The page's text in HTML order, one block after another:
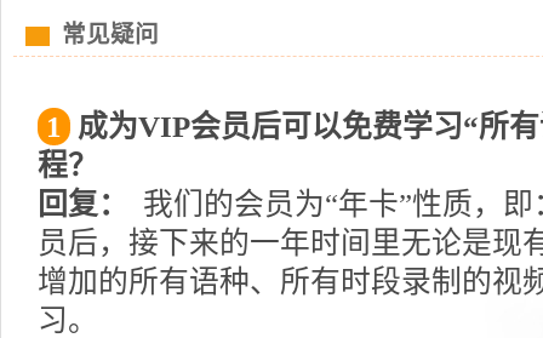
常见疑问
1 成为VIP会员后可以免费学习“所
程？
回复：
我们的会员为“年卡”性质，
员后，接下来的一年时间里无论是现
增加的所有语种、所有时段录制的视
习。